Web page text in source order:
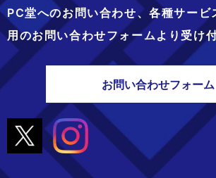
PC堂へのお問い合わせ、各種サービ
用のお問い合わせフォームより 受け
お問い合わせフォーム